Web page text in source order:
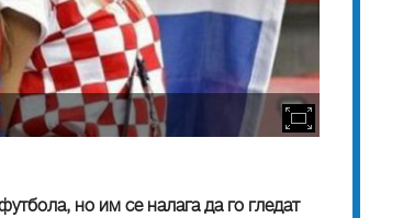
но им се налага да го гледат